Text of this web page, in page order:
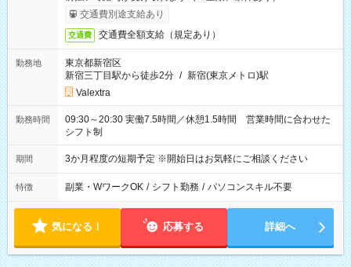
交通費別途支給あり
交通費 交通費全額支給（規定あり）
勤務地
東京都新宿区
新宿三丁目駅から徒歩2分 / 新宿(東京メトロ)駅
Valextra
勤務時間
09:30～20:30 実働7.5時間／休憩1.5時間 営業時間に合わせた
シフト制
期間 3か月程度の短期予定 ※開始日はお気軽にご相談ください
特徴 副業・WワークOK / シフト勤務 / パソコンスキル不要
気になる！ 応募する 詳細へ